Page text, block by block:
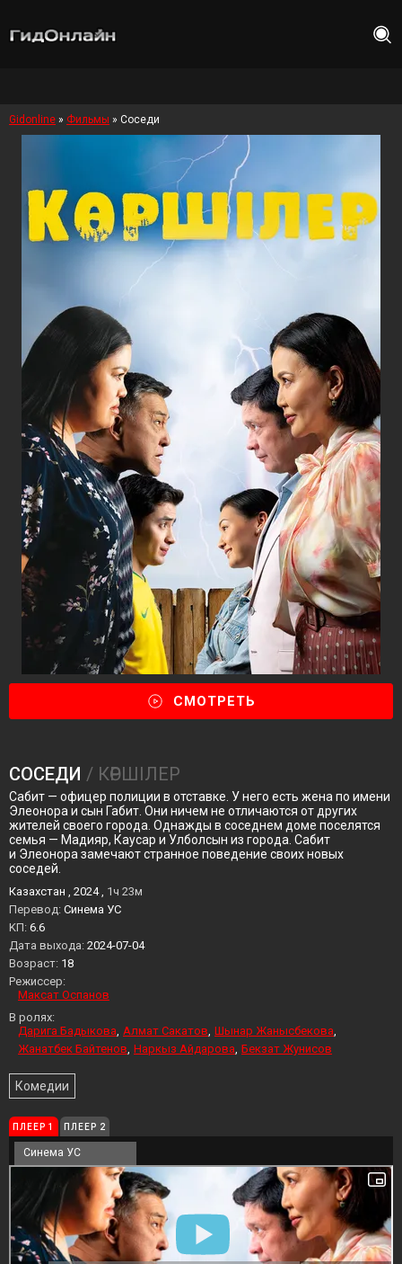
Gidonline » Фильмы » Соседи
СМОТРЕТЬ
СОСЕДИ / КӨРШІЛЕР
Сабит — офицер полиции в отставке. У него есть жена по имени
Элеонора и сын Габит. Они ничем не отличаются от других
жителей своего города. Однажды в соседнем доме поселятся
семья — Мадияр, Каусар и Улболсын из города. Сабит
и Элеонора замечают странное поведение своих новых
соседей.
Казахстан , 2024 , 1ч 23м
Перевод: Синема УС
KП: 6.6
Дата выхода: 2024-07-04
Возраст: 18
Режиссер:
Максат Оспанов
В ролях:
Дарига Бадыкова Алмат Сакатов Шынар Жанысбекова
Жанатбек Байтенов Наркыз Айдарова Бекзат Жунисов
Комедии
ПЛЕЕР 1 ПЛЕЕР 2
Синема УС